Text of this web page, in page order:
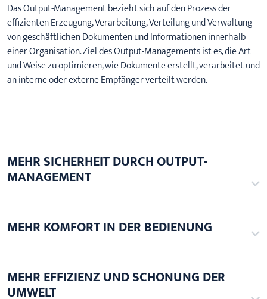
Das Output-Management bezieht sich auf den Prozess der
effizienten Erzeugung, Verarbeitung, Verteilung und Verwaltung
von geschäftlichen Dokumenten und Informationen innerhalb
einer Organisation. Ziel des Output-Managements ist es, die Art
und Weise zu optimieren, wie Dokumente erstellt, verarbeitet und
an interne oder externe Empfänger verteilt werden.
MEHR SICHERHEIT DURCH OUTPUT-
MANAGEMENT
MEHR KOMFORT IN DER BEDIENUNG
MEHR EFFIZIENZ UND SCHONUNG DER
UMWELT